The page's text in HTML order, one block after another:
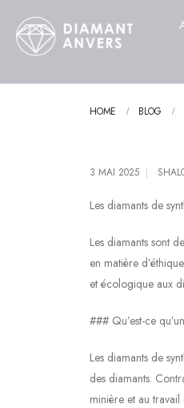
HOME BLOG
3 MAI 2025
Les diamants de
Les diamants sont
en matière
et écologique aux
### Qu’est-ce
Les diamants de
des diamants.
minière et au travail